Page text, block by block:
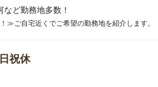
など勤務地多数！
≫ご自宅近くでご希望の勤務地を紹介します。
祝休